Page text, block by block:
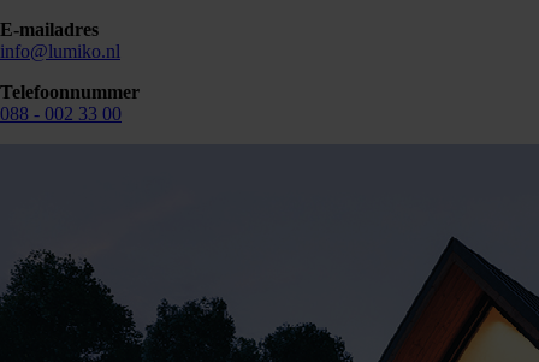
E-mailadres
info@lumiko.nl
Telefoonnummer
088 - 002 33 00